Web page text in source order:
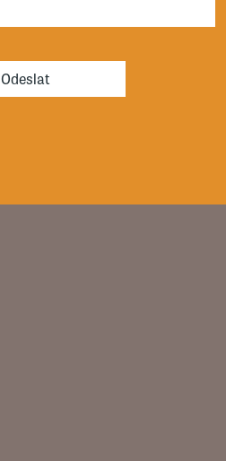
Odeslat